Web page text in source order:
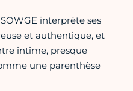
interprète ses
et authentique, et
intime, presque
une parenthèse